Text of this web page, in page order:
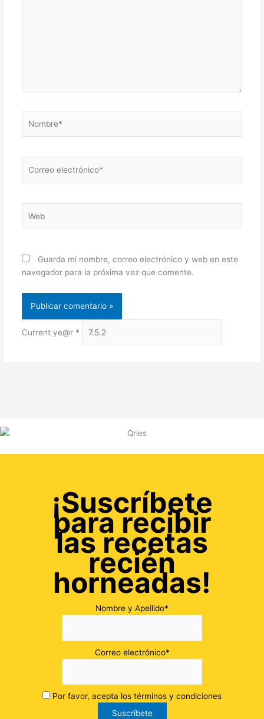
electrónico*
Guarda mi nombre, correo electrónico y web en este
navegador para la próxima vez que comente.
Current ye@r *
¡Suscríbete
para recibir
las recetas
recién
horneadas!
Nombre y Apellido*
Correo electrónico*
Por favor, acepta los términos y condiciones